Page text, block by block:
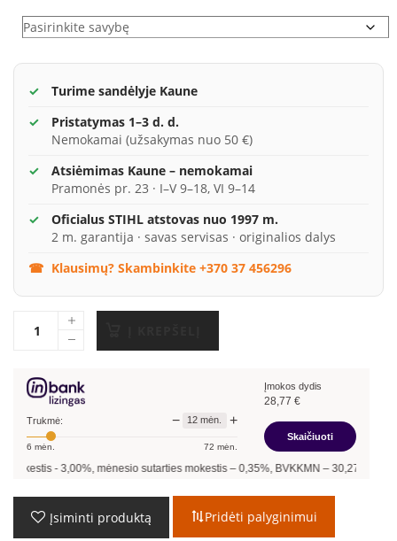
Turime sandėlyje Kaune
Pristatymas 1–3 d. d.
Nemokamai (užsakymas nuo 50 €)
Atsiėmimas Kaune – nemokamai
Pramonės pr. 23 · I–V 9–18, VI 9–14
Oficialus STIHL atstovas nuo 1997 m.
2 m. garantija · savas servisas · originalios dalys
Klausimų? Skambinkite +370 37 456296
Trukmė: − 12 mėn. +
6 mėn. 72 mėn.
Įmokos dydis
28,77 €
Skaičiuoti
%, mėnesio sutarties mokestis –0,35%, BVKKMN –30,27%, bendra mokėtina
Įsiminti produktą Pridėti palyginimui